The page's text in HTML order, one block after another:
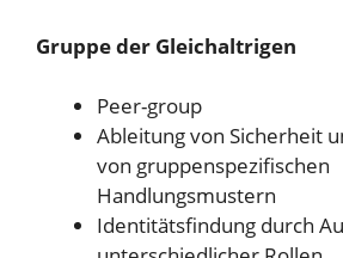
Gruppe der Gleichaltrigen
Peer-group
Ableitung von Sicherheit
von gruppenspezifischen
Handlungsmustern
Identitätsfindung durch